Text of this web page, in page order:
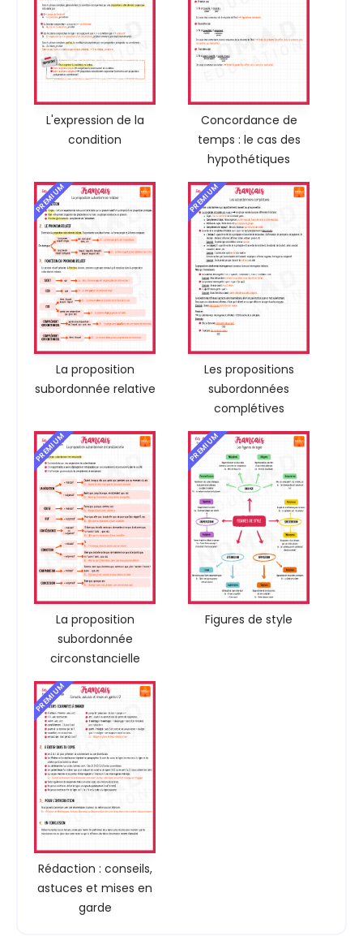
L'expression de la
condition
Concordance de
temps : le cas des
hypothétiques
PREMIUM
La proposition
subordonnée relative
PREMIUM
Les propositions
subordonnées
complétives
PREMIUM
La proposition
subordonnée
circonstancielle
PREMIUM
Figures de style
PREMIUM
Rédaction : conseils,
astuces et mises en
garde